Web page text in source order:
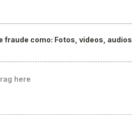
como: Fotos, videos, audios,
here